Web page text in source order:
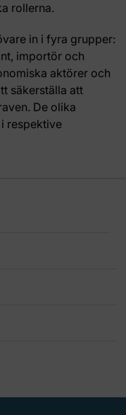
rollerna.
in i fyra grupper:
importör och
aktörer och
säkerställa att
De olika
respektive